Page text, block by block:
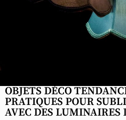
OBJETS DÉCO
PRATIQUES POUR
AVEC DES LUMINAIRES